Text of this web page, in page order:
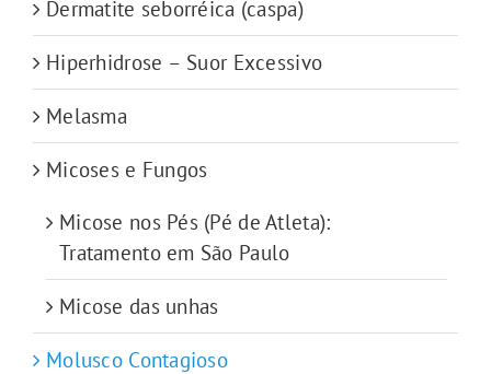
Dermatite seborréica (caspa)
Hiperhidrose – Suor Excessivo
Melasma
Micoses e Fungos
Micose nos Pés (Pé de Atleta):
Tratamento em São Paulo
Micose das unhas
Molusco Contagioso